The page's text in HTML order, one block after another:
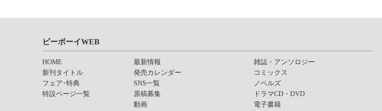
ビーボーイWEB
HOME
新刊タイトル
フェア･特典
特設ページ一覧
最新情報
発売カレンダー
SNS一覧
原稿募集
動画
雑誌・アンソロジー
コミックス
ノベルズ
ドラマCD・DVD
電子書籍